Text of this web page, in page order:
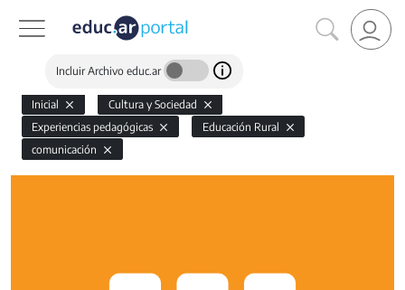
Incluir Archivo educ.ar
Inicial
Cultura y Sociedad
Experiencias pedagógicas
Educación Rural
comunicación